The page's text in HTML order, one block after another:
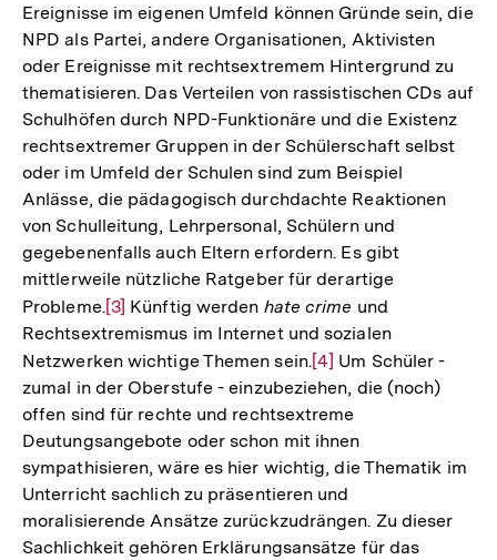
Ereignisse im eigenen Umfeld können Gründe sein, die
NPD als Partei, andere Organisationen, Aktivisten
oder Ereignisse mit rechtsextremem Hintergrund zu
thematisieren. Das Verteilen von rassistischen CDs auf
Schulhöfen durch NPD-Funktionäre und die Existenz
rechtsextremer Gruppen in der Schülerschaft selbst
oder im Umfeld der Schulen sind zum Beispiel
Anlässe, die pädagogisch durchdachte Reaktionen
von Schulleitung, Lehrpersonal, Schülern und
gegebenenfalls auch Eltern erfordern. Es gibt
mittlerweile nützliche Ratgeber für derartige
Probleme.Zur
Auflösung
der
Fußnote
[3] Künftig werden hate crime und
Rechtsextremismus im Internet und sozialen
Netzwerken wichtige Themen sein.Zur
Auflösung
der
Fußnote
[4] Um Schüler -
zumal in der Oberstufe - einzubeziehen, die (noch)
offen sind für rechte und rechtsextreme
Deutungsangebote oder schon mit ihnen
sympathisieren, wäre es hier wichtig, die Thematik im
Unterricht sachlich zu präsentieren und
moralisierende Ansätze zurückzudrängen. Zu dieser
Sachlichkeit gehören Erklärungsansätze für das